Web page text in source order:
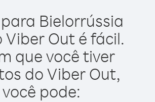
Bielorrússia
Viber Out é fácil.
que você tiver
do Viber Out,
você pode: